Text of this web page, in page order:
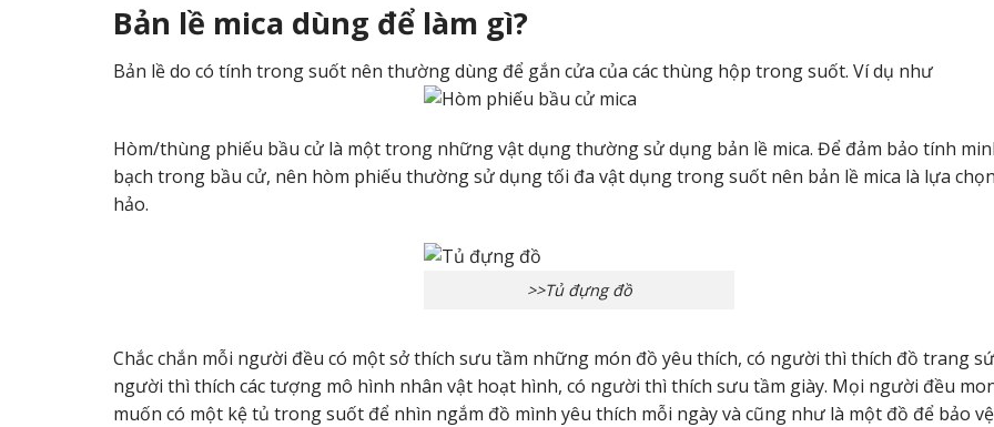
Bản lề mica dùng để làm gì?
Bản lề do có tính trong suốt nên thường dùng để gắn cửa của các thùng hộp trong suốt. Ví dụ như
Hòm/thùng phiếu bầu cử là một trong những vật dụng thường sử dụng bản lề mica. Để đảm bảo tính
bạch trong bầu cử, nên hòm phiếu thường sử dụng tối đa vật dụng trong suốt nên bản lề mica là lựa
hảo.
>>Tủ đựng đồ
Chắc chắn mỗi người đều có một sở thích sưu tầm những món đồ yêu thích, có người thì thích đồ trang
người thì thích các tượng mô hình nhân vật hoạt hình, có người thì thích sưu tầm giày. Mọi người đều
muốn có một kệ tủ trong suốt để nhìn ngắm đồ mình yêu thích mỗi ngày và cũng như là một đồ để bảo